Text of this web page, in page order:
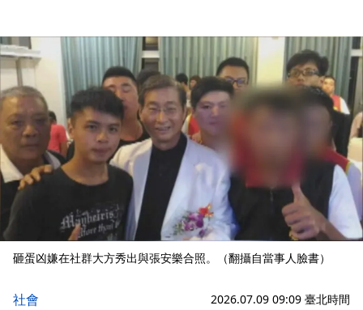
砸蛋凶嫌在社群大方秀出與張安樂合照。（翻攝自當事人臉書）
社會 2026.07.09 09:09 臺北時間